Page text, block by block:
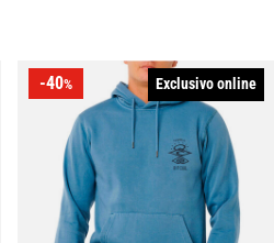
-40% Exclusivo online